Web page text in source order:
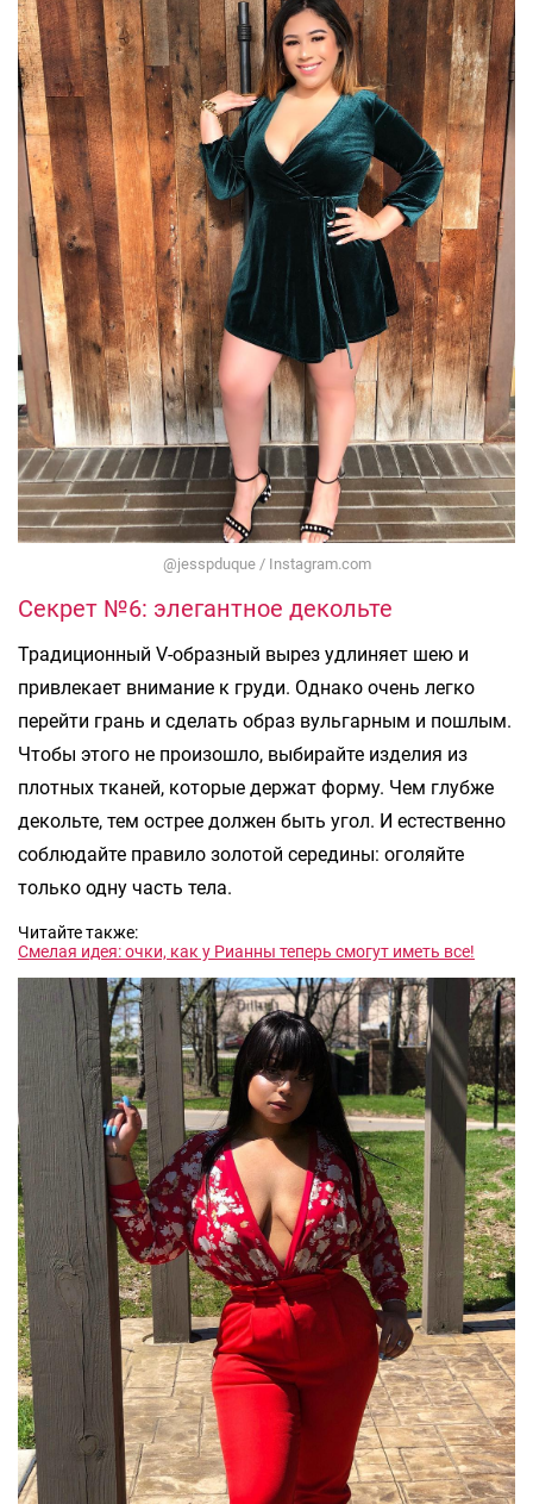
@jesspduque / Instagram.com
Секрет №6: элегантное декольте
Традиционный V-образный вырез удлиняет шею и
привлекает внимание к груди. Однако очень легко
перейти грань и сделать образ вульгарным и пошлым.
Чтобы этого не произошло, выбирайте изделия из
плотных тканей, которые держат форму. Чем глубже
декольте, тем острее должен быть угол. И естественно
соблюдайте правило золотой середины: оголяйте
только одну часть тела.
Читайте также:
Смелая идея: очки, как у Рианны теперь смогут иметь все!